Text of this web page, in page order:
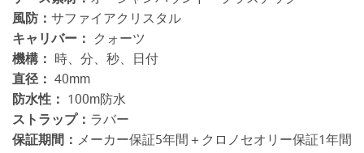
風防： サファイアクリスタル
キャリバー： クォーツ
機構： 時、分、秒、日付
直径： 40mm
防水性： 100m防水
ストラップ： ラバー
保証期間： メーカー保証5年間＋クロノセオリー保証1年間